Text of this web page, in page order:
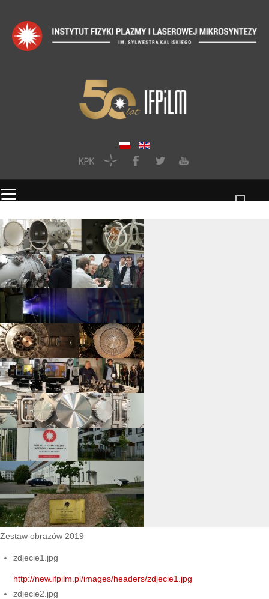
Zestaw obrazów 2019
zdjecie1.jpg
http://new.ifpilm.pl/images/headers/zdjecie1.jpg
zdjecie2.jpg